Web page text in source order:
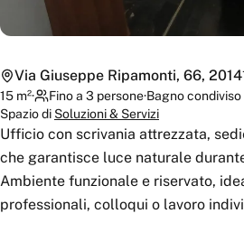
Via Giuseppe Ripamonti, 66,
15 m²· Fino a 3 persone·Bagnocondiviso
Spazio di Soluzioni & Servizi
Ufficio con scrivania attrezzata,
che garantisce luce naturale
Ambiente funzionale e riservato,
professionali, colloqui o lavoro